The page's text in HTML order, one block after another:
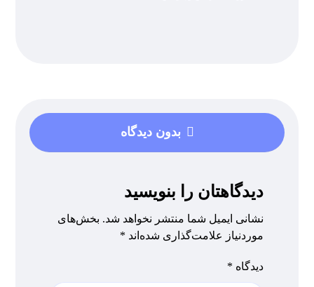
بدون دیدگاه
دیدگاهتان را بنویسید
نشانی ایمیل شما منتشر نخواهد شد. بخش‌های
موردنیاز علامت‌گذاری شده‌اند *
دیدگاه *